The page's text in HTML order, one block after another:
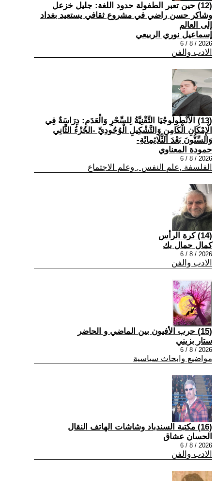
(12) حين تعبر الطفولة حدود اللغة: جليل خزعل
وشاكر حسن راضي في مشروع ثقافي يستعيد بغداد
إلى العالم
إسماعيل نوري الربيعي
2026 / 8 / 6
الادب والفن
(13) الْأَنْطُولُوجْيَا التِّقْنِيَّةُ لِلسِّحْرِ وَالْعَدَمِ: دِرَاسَةٌ فِي
الْإِمْكَانِ الْكَامِنِ وَالتَّشْكِيلِ الْوُجُودِيِّ -الجُزْءُ الثَّانِي
وَالسِّتُّونَ بَعْدَ الثَّلَاثِمِائَةِ-
حمودة المعناوي
2026 / 8 / 6
الفلسفة ,علم النفس , وعلم الاجتماع
(14) كرة الرأس
كمال جمال بك
2026 / 8 / 6
الادب والفن
(15) حرب الأفيون بين الماضي و الحاضر
ستار بزيني
2026 / 8 / 6
مواضيع وابحاث سياسية
(16) مكتبة السندباد وشاشات الهاتف النقال
الحسان عشاق
2026 / 8 / 6
الادب والفن